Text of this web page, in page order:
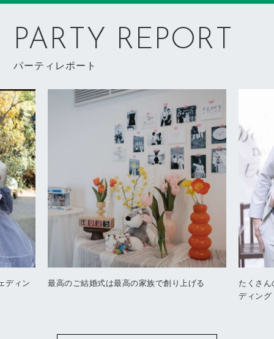
PARTY REPORT
パーティレポート
ディン 最高のご結婚式は最高の家族で創り上げる
たくさ
ディング